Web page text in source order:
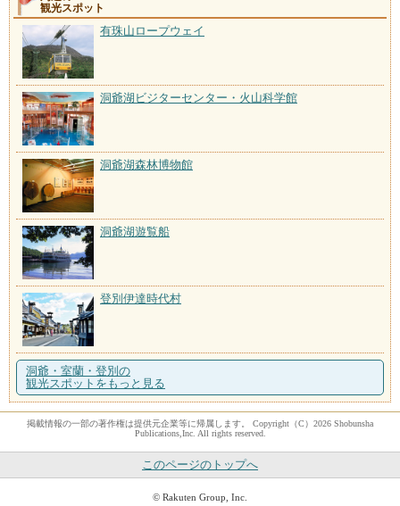
観光スポット
有珠山ロープウェイ
洞爺湖ビジターセンター・火山科学館
洞爺湖森林博物館
洞爺湖遊覧船
登別伊達時代村
洞爺・室蘭・登別の
観光スポットをもっと見る
掲載情報の一部の著作権は提供元企業等に帰属します。 Copyright（C）2026 Shobunsha
Publications,Inc. All rights reserved.
このページのトップへ
© Rakuten Group, Inc.